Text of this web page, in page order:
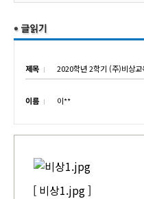
제목
이름 이**
[ 비상1.jpg ]